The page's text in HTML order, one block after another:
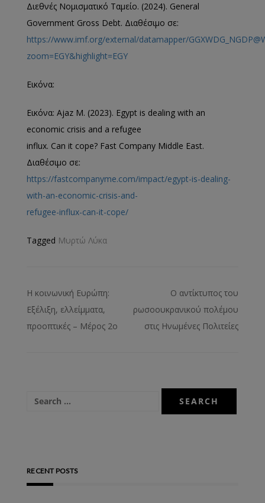
Διεθνές Νομισματικό Ταμείο. (2024). General
Government Gross Debt. Διαθέσιμο σε:
https://www.imf.org/external/datamapper/
zoom=EGY&highlight=EGY
Εικόνα:
Εικόνα: Ajaz M. (2023). Egypt is dealing with an
economic crisis and a refugee
influx. Can it cope? Fast Company Middle East.
Διαθέσιμο σε:
https://fastcompanyme.com/impact/egypt-is-dealing-
with-an-economic-crisis-and-
refugee-influx-can-it-cope/
Tagged Μυρτώ Λύκα
Η κοινωνική Ευρώπη:
Εξέλιξη, ελλείμματα,
προοπτικές – Μέρος 2ο
Ο αντίκτυπος του
ρωσοουκρανικού πολέμου
στις Ηνωμένες Πολιτείες
RECENT POSTS